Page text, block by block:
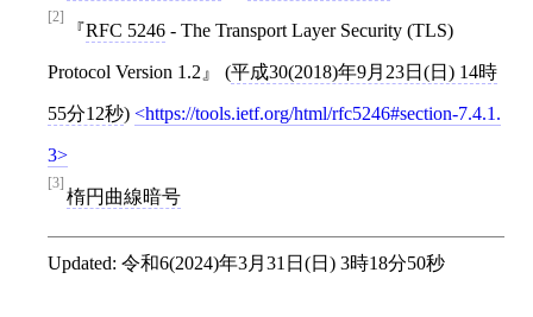
[2]
RFC 5246 - The Transport Layer Security (TLS)
Protocol Version 1.2 (平成30(2018)年9月23日(日) 14時
55分12秒) https://tools.ietf.org/html/rfc5246#section-7.4.1.
3
[3]
楕円曲線暗号
Updated: 令和6(2024)年3月31日(日) 3時18分50秒